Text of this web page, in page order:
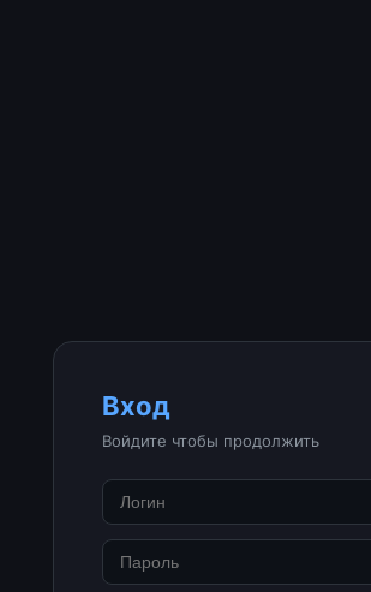
Вход
Войдите чтобы продолжить